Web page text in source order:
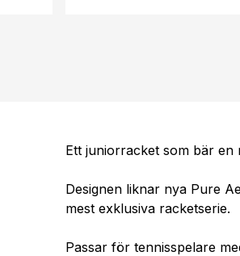
Ett juniorracket som bär en
Designen liknar nya Pure
mest exklusiva racketserie.
Passar för tennisspelare